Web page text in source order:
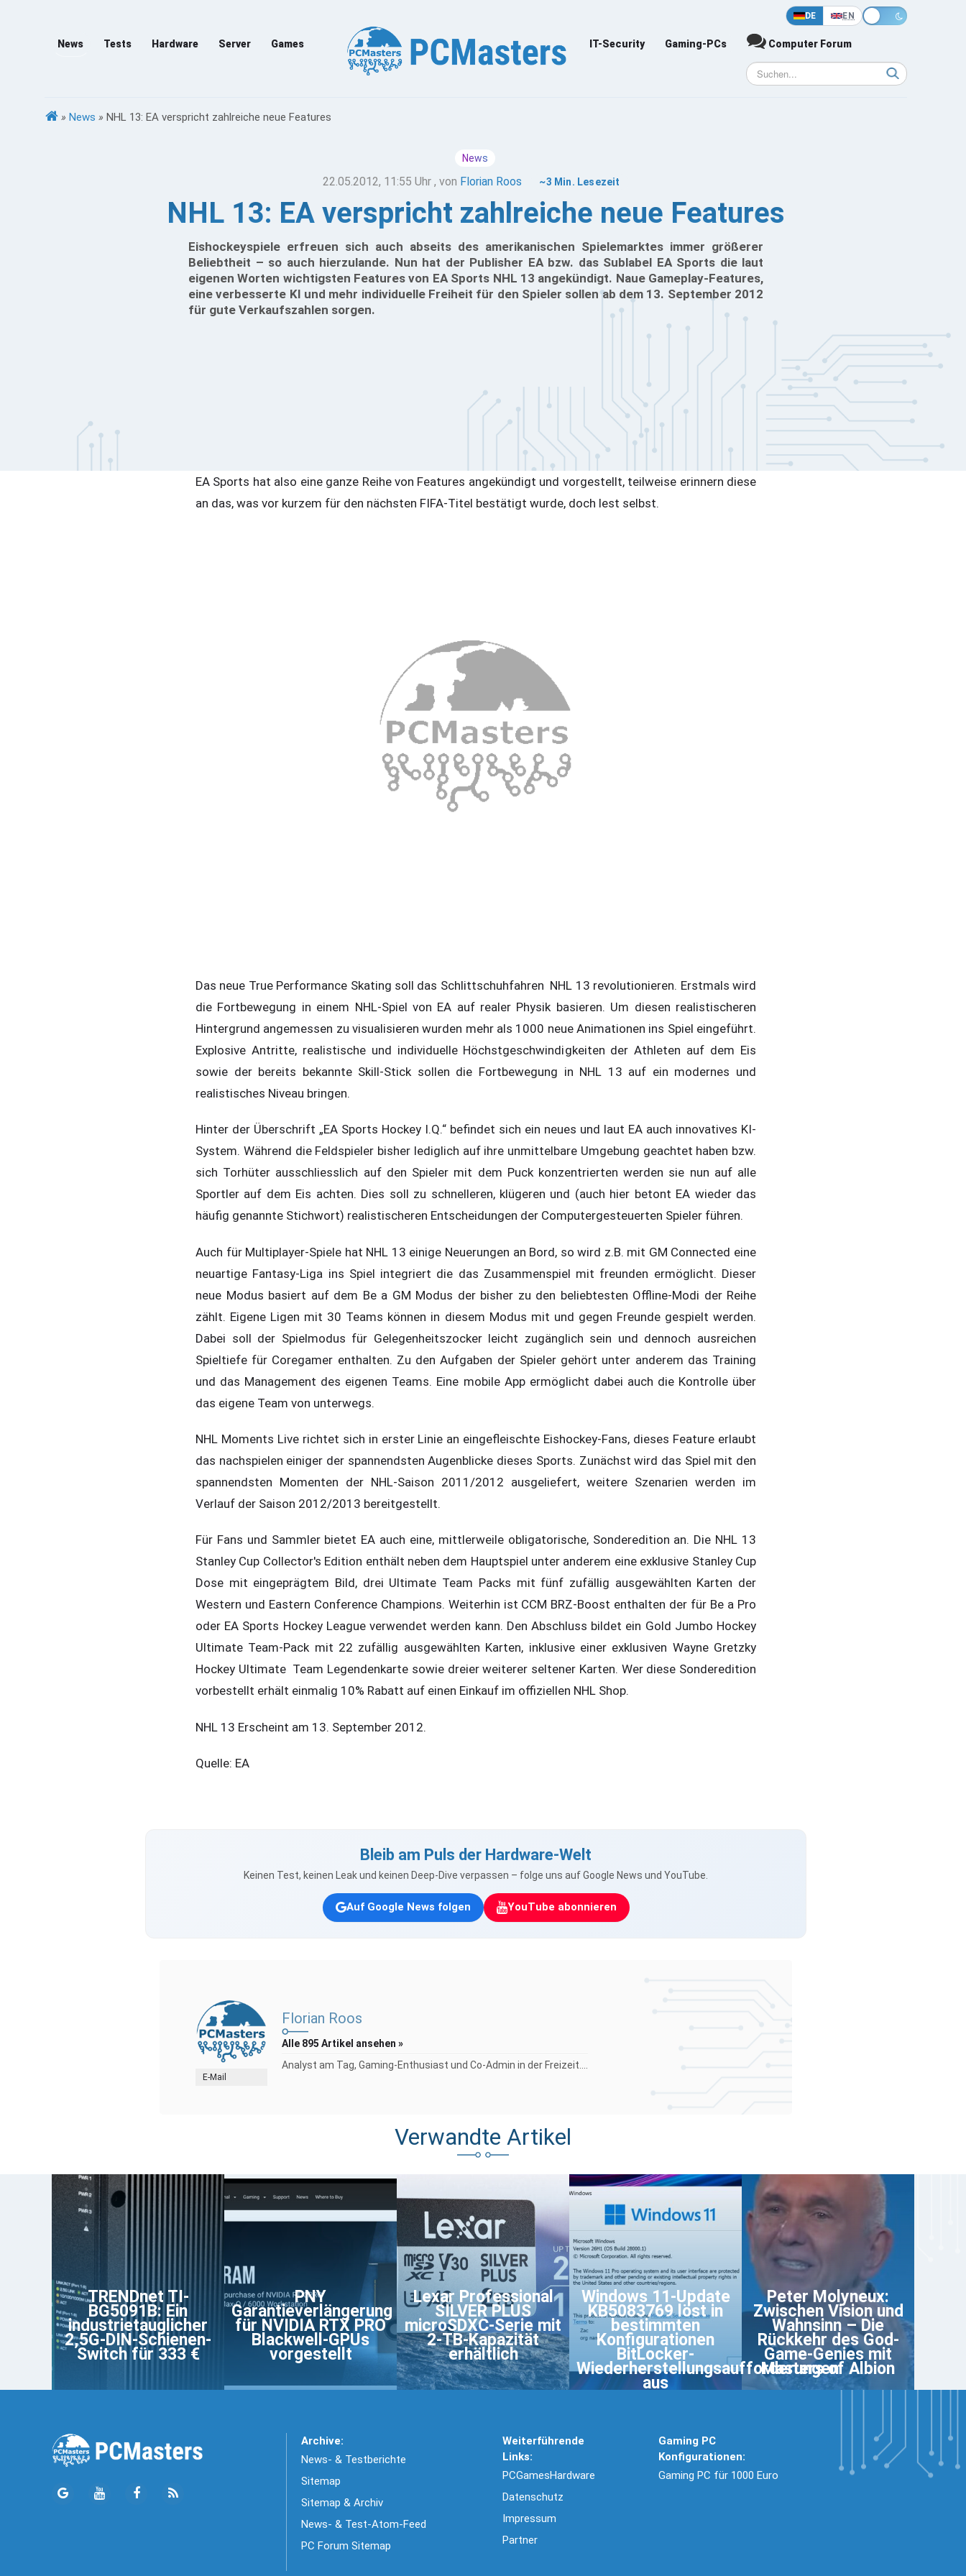
DE EN
News Tests Hardware Server Games IT-Security Gaming-PCs Computer Forum
» News » NHL 13: EA verspricht zahlreiche neue Features
News
22.05.2012, 11:55 Uhr , von Florian Roos ~3 Min. Lesezeit
NHL 13: EA verspricht zahlreiche neue Features
Eishockeyspiele erfreuen sich auch abseits des amerikanischen Spielemarktes immer größerer
Beliebtheit – so auch hierzulande. Nun hat der Publisher EA bzw. das Sublabel EA Sports die laut
eigenen Worten wichtigsten Features von EA Sports NHL 13 angekündigt. Naue Gameplay-Features,
eine verbesserte KI und mehr individuelle Freiheit für den Spieler sollen ab dem 13. September 2012
für gute Verkaufszahlen sorgen.
EA Sports hat also eine ganze Reihe von Features angekündigt und vorgestellt, teilweise erinnern diese
an das, was vor kurzem für den nächsten FIFA-Titel bestätigt wurde, doch lest selbst.
Das neue True Performance Skating soll das Schlittschuhfahren NHL 13 revolutionieren. Erstmals wird
die Fortbewegung in einem NHL-Spiel von EA auf realer Physik basieren. Um diesen realistischeren
Hintergrund angemessen zu visualisieren wurden mehr als 1000 neue Animationen ins Spiel eingeführt.
Explosive Antritte, realistische und individuelle Höchstgeschwindigkeiten der Athleten auf dem Eis
sowie der bereits bekannte Skill-Stick sollen die Fortbewegung in NHL 13 auf ein modernes und
realistisches Niveau bringen.
Hinter der Überschrift „EA Sports Hockey I.Q.“ befindet sich ein neues und laut EA auch innovatives KI-
System. Während die Feldspieler bisher lediglich auf ihre unmittelbare Umgebung geachtet haben bzw.
sich Torhüter ausschliesslich auf den Spieler mit dem Puck konzentrierten werden sie nun auf alle
Sportler auf dem Eis achten. Dies soll zu schnelleren, klügeren und (auch hier betont EA wieder das
häufig genannte Stichwort) realistischeren Entscheidungen der Computergesteuerten Spieler führen.
Auch für Multiplayer-Spiele hat NHL 13 einige Neuerungen an Bord, so wird z.B. mit GM Connected eine
neuartige Fantasy-Liga ins Spiel integriert die das Zusammenspiel mit freunden ermöglicht. Dieser
neue Modus basiert auf dem Be a GM Modus der bisher zu den beliebtesten Offline-Modi der Reihe
zählt. Eigene Ligen mit 30 Teams können in diesem Modus mit und gegen Freunde gespielt werden.
Dabei soll der Spielmodus für Gelegenheitszocker leicht zugänglich sein und dennoch ausreichen
Spieltiefe für Coregamer enthalten. Zu den Aufgaben der Spieler gehört unter anderem das Training
und das Management des eigenen Teams. Eine mobile App ermöglicht dabei auch die Kontrolle über
das eigene Team von unterwegs.
NHL Moments Live richtet sich in erster Linie an eingefleischte Eishockey-Fans, dieses Feature erlaubt
das nachspielen einiger der spannendsten Augenblicke dieses Sports. Zunächst wird das Spiel mit den
spannendsten Momenten der NHL-Saison 2011/2012 ausgeliefert, weitere Szenarien werden im
Verlauf der Saison 2012/2013 bereitgestellt.
Für Fans und Sammler bietet EA auch eine, mittlerweile obligatorische, Sonderedition an. Die NHL 13
Stanley Cup Collector's Edition enthält neben dem Hauptspiel unter anderem eine exklusive Stanley Cup
Dose mit eingeprägtem Bild, drei Ultimate Team Packs mit fünf zufällig ausgewählten Karten der
Western und Eastern Conference Champions. Weiterhin ist CCM BRZ-Boost enthalten der für Be a Pro
oder EA Sports Hockey League verwendet werden kann. Den Abschluss bildet ein Gold Jumbo Hockey
Ultimate Team-Pack mit 22 zufällig ausgewählten Karten, inklusive einer exklusiven Wayne Gretzky
Hockey Ultimate Team Legendenkarte sowie dreier weiterer seltener Karten. Wer diese Sonderedition
vorbestellt erhält einmalig 10% Rabatt auf einen Einkauf im offiziellen NHL Shop.
NHL 13 Erscheint am 13. September 2012.
Quelle: EA
Bleib am Puls der Hardware-Welt
Keinen Test, keinen Leak und keinen Deep-Dive verpassen – folge uns auf Google News und YouTube.
Auf Google News folgen YouTube abonnieren
E-Mail
Florian Roos
Alle 895 Artikel ansehen »
Analyst am Tag, Gaming-Enthusiast und Co-Admin in der Freizeit....
Verwandte Artikel
TRENDnet TI-
BG5091B: Ein
industrietauglicher
2,5G-DIN-Schienen-
Switch für 333 €
PNY
Garantieverlängerung
für NVIDIA RTX PRO
Blackwell-GPUs
vorgestellt
Lexar Professional
SILVER PLUS
microSDXC-Serie mit
2-TB-Kapazität
erhältlich
Windows 11-Update
KB5083769 löst in
bestimmten
Konfigurationen
BitLocker-
Wiederherstellungsaufforderungen
aus
Peter Molyneux:
Zwischen Vision und
Wahnsinn – Die
Rückkehr des God-
Game-Genies mit
Masters of Albion
Archive:
News- & Testberichte
Sitemap
Sitemap & Archiv
News- & Test-Atom-Feed
PC Forum Sitemap
Weiterführende
Links:
PCGamesHardware
Datenschutz
Impressum
Partner
Gaming PC
Konfigurationen:
Gaming PC für 1000 Euro